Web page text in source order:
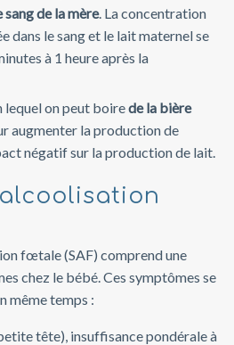
de la mère. La concentration
dans le sang et le lait maternel se
à 1 heure après la
lequel on peut boirede la bière
augmenter la production de
négatif sur la production de lait.
fœtale (SAF) comprend une
chez le bébé. Ces symptômes se
même temps :
tête), insuffisance pondérale à